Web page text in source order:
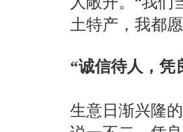
土特产，我都
“诚信待人，凭
生意日渐兴隆